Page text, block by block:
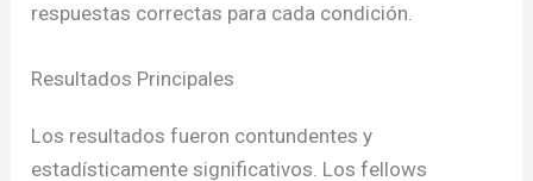
respuestas correctas para cada condición.
Resultados Principales
Los resultados fueron contundentes y
estadísticamente significativos. Los fellows